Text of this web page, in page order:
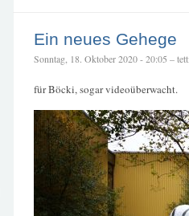
Ein neues Gehege
Sonntag, 18. Oktober 2020 - 20:05 –
für Böcki, sogar videoüberwacht.